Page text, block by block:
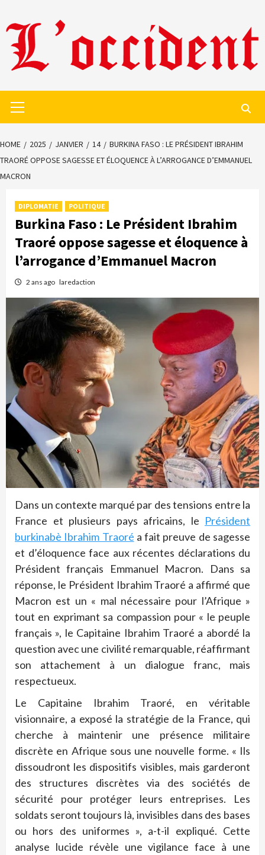
to
content
Menu
HOME 2025 JANVIER 14
BURKINA FASO : LE PRÉSIDENT IBRAHIM
TRAORÉ OPPOSE SAGESSE ET ÉLOQUENCE À L’ARROGANCE D’EMMANUEL
MACRON
DIPLOMATIE POLITIQUE
Burkina Faso : Le Président Ibrahim
Traoré oppose sagesse et éloquence à
l’arrogance d’Emmanuel Macron
2 ans ago laredaction
Dans un contexte marqué par des tensions entre la
France et plusieurs pays africains, le Président
burkinabè Ibrahim Traoré a fait preuve de sagesse
et d’éloquence face aux récentes déclarations du
Président français Emmanuel Macron. Dans sa
réponse, le Président Ibrahim Traoré a affirmé que
Macron est un « mal nécessaire pour l’Afrique »
tout en exprimant sa compassion pour « le peuple
français », le Capitaine Ibrahim Traoré a abordé la
question avec une civilité remarquable, réaffirmant
son attachement à un dialogue franc, mais
respectueux.
Le Capitaine Ibrahim Traoré, en véritable
visionnaire, a exposé la stratégie de la France, qui
cherche à maintenir une présence militaire
discrète en Afrique sous une nouvelle forme. « Ils
dissoudront les dispositifs visibles, mais garderont
des structures discrètes via des sociétés de
sécurité pour protéger leurs entreprises. Les
soldats seront toujours là, invisibles dans des bases
ou hors des uniformes », a-t-il expliqué. Cette
analyse lucide révèle une vigilance face à une